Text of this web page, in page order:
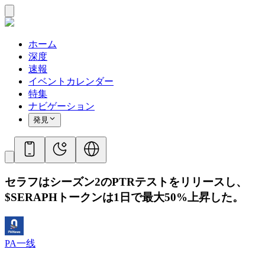
ホーム
深度
速報
イベントカレンダー
特集
ナビゲーション
発見
セラフはシーズン2のPTRテストをリリースし、
$SERAPHトークンは1日で最大50%上昇した。
PA一线